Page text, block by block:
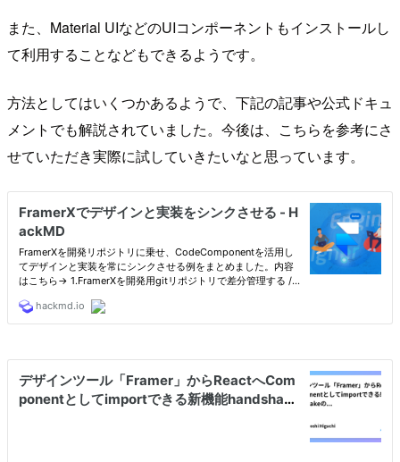
また、Material UIなどのUIコンポーネントもインストールし
て利用することなどもできるようです。
方法としてはいくつかあるようで、下記の記事や公式ドキュ
メントでも解説されていました。今後は、こちらを参考にさ
せていただき実際に試していきたいなと思っています。